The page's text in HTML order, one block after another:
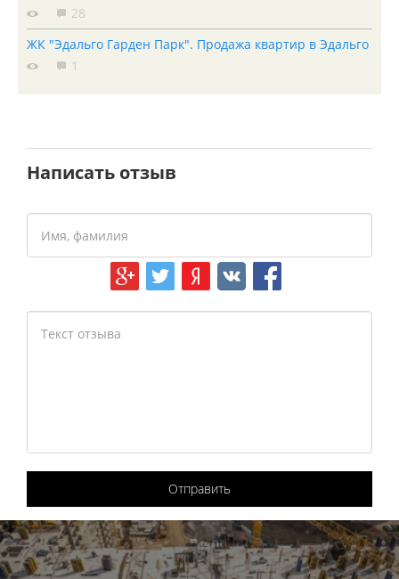
28
ЖК "Эдальго Гарден Парк". Продажа квартир в Эдальго
1
Написать отзыв
Отправить